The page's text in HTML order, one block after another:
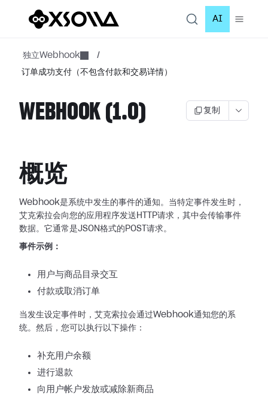
AI
独立Webhook
/
订单成功支付（不包含付款和交易详情）
WEBHOOK (1.0) 复制
概览
Webhook是系统中发生的事件的通知。当特定事件发生时，
艾克索拉会向您的应用程序发送HTTP请求，其中会传输事件
数据。它通常是JSON格式的POST请求。
事件示例：
用户与商品目录交互
付款或取消订单
当发生设定事件时，艾克索拉会通过Webhook通知您的系
统。然后，您可以执行以下操作：
补充用户余额
进行退款
向用户帐户发放或减除新商品